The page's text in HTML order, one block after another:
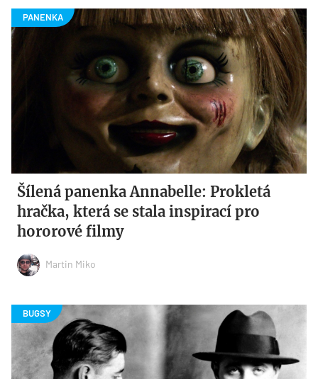
Šílená panenka Annabelle: Prokletá
hračka, která se stala inspirací pro
hororové filmy
Martin Miko